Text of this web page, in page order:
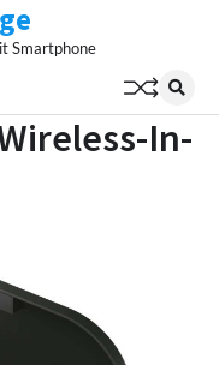
Smartphone
In-